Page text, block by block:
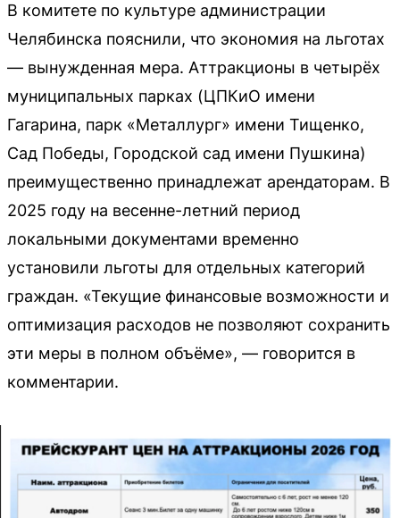
В комитете по культуре администрации
Челябинска пояснили, что экономия на льготах
— вынужденная мера. Аттракционы в четырёх
муниципальных парках (ЦПКиО имени
Гагарина, парк «Металлург» имени Тищенко,
Сад Победы, Городской сад имени Пушкина)
преимущественно принадлежат арендаторам. В
2025 году на весенне-летний период
локальными документами временно
установили льготы для отдельных категорий
граждан. «Текущие финансовые возможности и
оптимизация расходов не позволяют сохранить
эти меры в полном объёме», — говорится в
комментарии.